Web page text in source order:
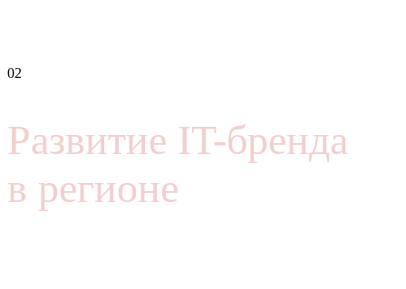
02
Развитие IT-бренда
в регионе